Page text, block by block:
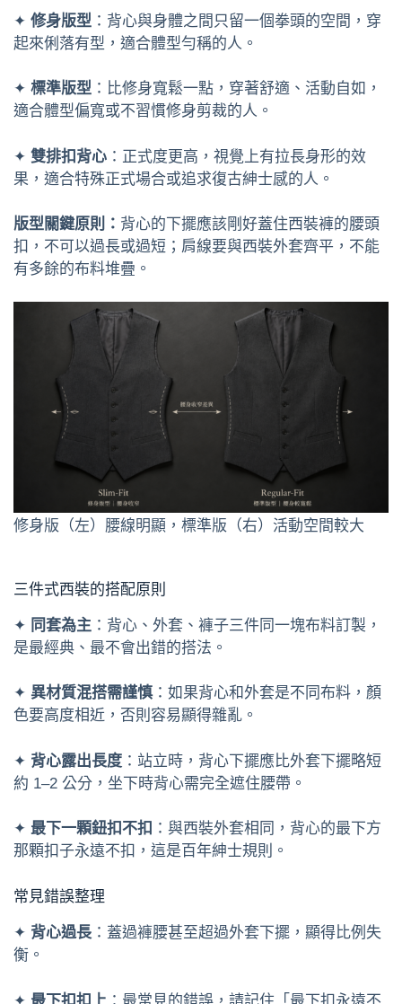
✦ 修身版型 ：背心與身體之間只留一個拳頭的空間，穿
起來俐落有型，適合體型勻稱的人。
✦ 標準版型 ：比修身寬鬆一點，穿著舒適、活動自如，
適合體型偏寬或不習慣修身剪裁的人。
✦ 雙排扣背心 ：正式度更高，視覺上有拉長身形的效
果，適合特殊正式場合或追求復古紳士感的人。
版型關鍵原則： 背心的下擺應該剛好蓋住西裝褲的腰頭
扣，不可以過長或過短；肩線要與西裝外套齊平，不能
有多餘的布料堆疊。
修身版（左）腰線明顯，標準版（右）活動空間較大
三件式西裝的搭配原則
✦ 同套為主 ：背心、外套、褲子三件同一塊布料訂製，
是最經典、最不會出錯的搭法。
✦ 異材質混搭需謹慎：如果背心和外套是不同布料，顏
色要高度相近，否則容易顯得雜亂。
✦ 背心露出長度 ：站立時，背心下擺應比外套下擺略短
約 1–2 公分，坐下時背心需完全遮住腰帶。
✦ 最下一顆鈕扣不扣 ：與西裝外套相同，背心的最下方
那顆扣子永遠不扣，這是百年紳士規則。
常見錯誤整理
✦ 背心過長 ：蓋過褲腰甚至超過外套下擺，顯得比例失
衡。
✦ 最下扣扣上 ：最常見的錯誤，請記住「最下扣永遠不